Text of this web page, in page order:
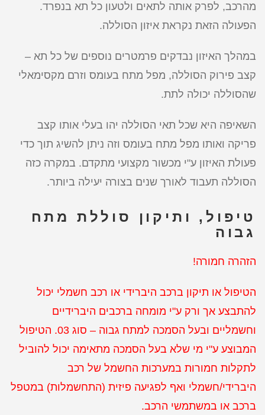
מהרכב, לפרק אותה לתאים ולטעון כל תא בנפרד.
הפעולה הזאת נקראת איזון הסוללה.
במהלך האיזון נבדקים פרמטרים נוספים של כל תא –
קצב פירוק הסוללה, מפל מתח בעומס וזרם מקסימאלי
שהסוללה יכולה לתת.
השאיפה היא שכל תאי הסוללה יהו בעלי אותו קצב
פריקה ואותו מפל מתח בעומס וזה ניתן להשיג תוך כדי
פעולת האיזון ע"י מכשור מקצועי מתקדם. במקרה כזה
הסוללה תעבוד לאורך שנים בצורה יעילה ביותר.
טיפול, ותיקון סוללת מתח
גבוה
הזהרה חמורה!
הטיפול או תיקון ברכב היברידי או רכב חשמלי יכול
להתבצע אך ורק ע"י מומחה ברכבים היברידיים
וחשמליים ובעל הסמכה למתח גבוה – סוג 03. הטיפול
המבוצע ע"י מי שלא בעל הסמכה מתאימה יכול להוביל
לתקלות חמורות במערכות החשמל של רכב
היברידי/חשמלי ואף לפגיעה פיזית (התחשמלות) במטפל
ברכב או במשתמשי הרכב.